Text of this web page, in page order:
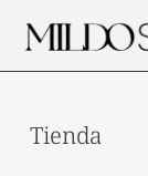
main
Tienda